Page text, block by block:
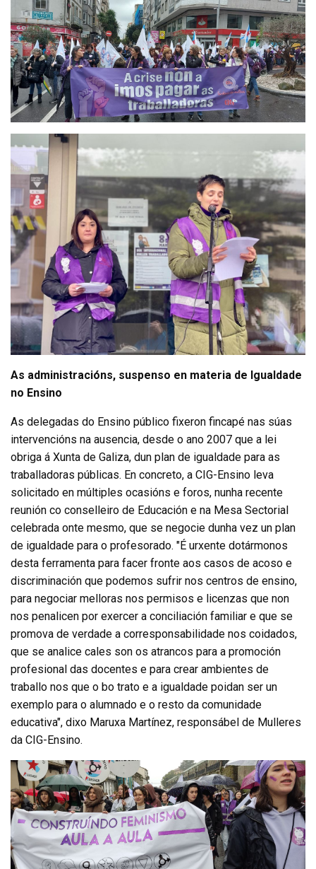
As administracións, suspenso en materia de Igualdade
no Ensino
As delegadas do Ensino público fixeron fincapé nas súas
intervencións na ausencia, desde o ano 2007 que a lei
obriga á Xunta de Galiza, dun plan de igualdade para as
traballadoras públicas. En concreto, a CIG-Ensino leva
solicitado en múltiples ocasións e foros, nunha recente
reunión co conselleiro de Educación e na Mesa Sectorial
celebrada onte mesmo, que se negocie dunha vez un plan
de igualdade para o profesorado. "É urxente dotármonos
desta ferramenta para facer fronte aos casos de acoso e
discriminación que podemos sufrir nos centros de ensino,
para negociar melloras nos permisos e licenzas que non
nos penalicen por exercer a conciliación familiar e que se
promova de verdade a corresponsabilidade nos coidados,
que se analice cales son os atrancos para a promoción
profesional das docentes e para crear ambientes de
traballo nos que o bo trato e a igualdade poidan ser un
exemplo para o alumnado e o resto da comunidade
educativa", dixo Maruxa Martínez, responsábel de Mulleres
da CIG-Ensino.